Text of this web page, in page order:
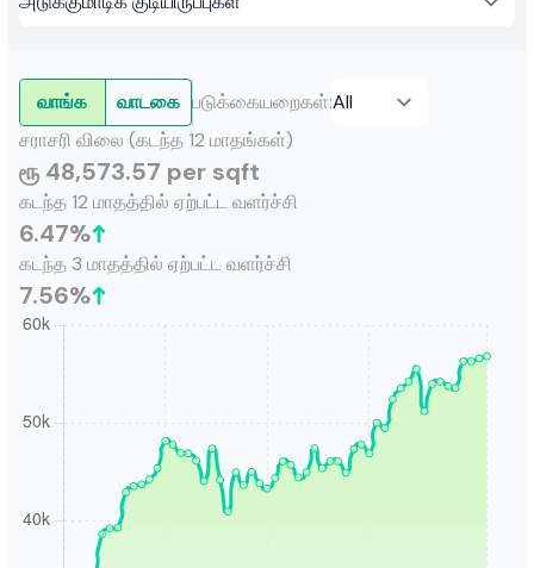
வாங்க வாடகை படுக்கையறைகள்:
சராசரி விலை (கடந்த 12 மாதங்கள்)
ரூ 48,573.57 per sqft
கடந்த 12 மாதத்தில் ஏற்பட்ட வளர்ச்சி
6.47%
கடந்த 3 மாதத்தில் ஏற்பட்ட வளர்ச்சி
7.56%